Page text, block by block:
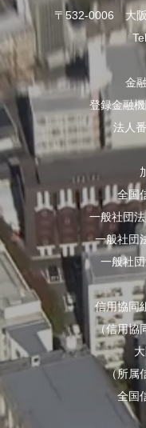
〒532-0006 大阪
金
登録金融
法人
全国
一般社団
一般社団
一般社
信用協同
（信用協
（所属
全国